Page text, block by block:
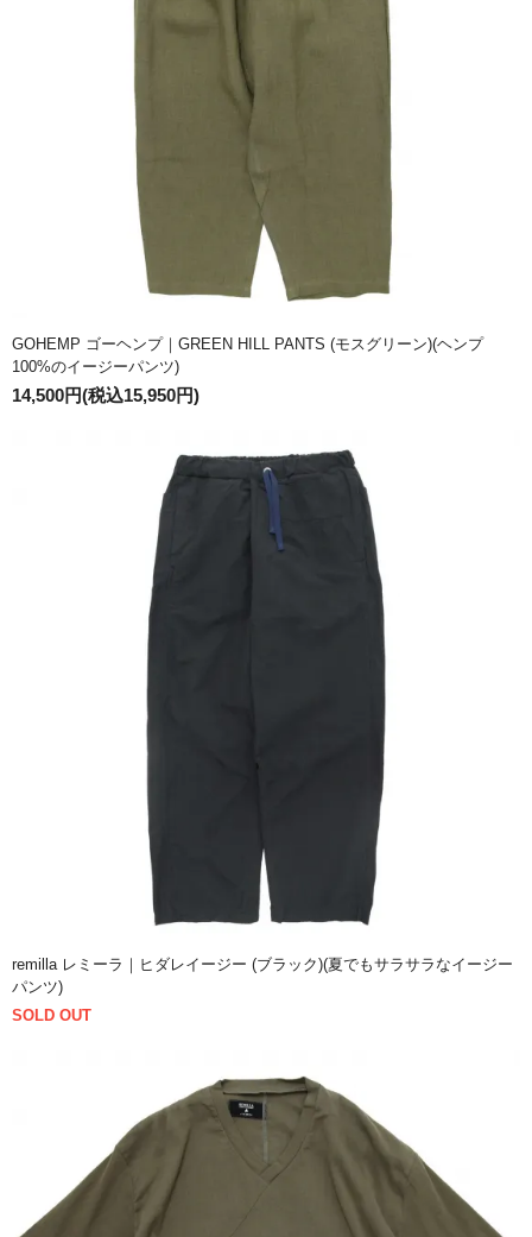
GOHEMP ゴーヘンプ｜GREEN HILL PANTS (モスグリーン)(ヘンプ
100%のイージーパンツ)
14,500円(税込15,950円)
remilla レミーラ｜ヒダレイージー (ブラック)(夏でもサラサラなイージー
パンツ)
SOLD OUT